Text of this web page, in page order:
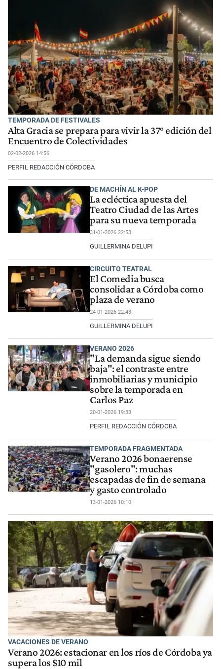
TEMPORADA DE FESTIVALES
Alta Gracia se prepara para vivir la 37° edición del
Encuentro de Colectividades
02-02-2026 14:56
PERFIL REDACCIÓN CÓRDOBA
DE MACHÍN AL K-POP
La ecléctica apuesta del
Teatro Ciudad de las Artes
para su nueva temporada
31-01-2026 22:53
GUILLERMINA DELUPI
CIRCUITO TEATRAL
El Comedia busca
consolidar a Córdoba como
plaza de verano
24-01-2026 22:43
GUILLERMINA DELUPI
VERANO 2026
"La demanda sigue siendo
baja": el contraste entre
inmobiliarias y municipio
sobre la temporada en
Carlos Paz
20-01-2026 19:33
PERFIL REDACCIÓN CÓRDOBA
TEMPORADA FRAGMENTADA
Verano 2026 bonaerense
"gasolero": muchas
escapadas de fin de semana
y gasto controlado
13-01-2026 10:10
VACACIONES DE VERANO
Verano 2026: estacionar en los ríos de Córdoba ya
supera los $10 mil